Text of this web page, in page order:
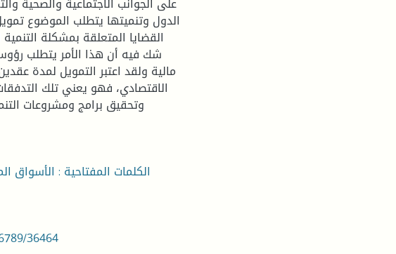
الدول وتنميتها يتطلب الموضوع
القضايا المتعلقة بمشكلة التنمية
شك فيه أن هذا الأمر يتطلب
مالية ولقد اعتبر التمويل لمدة
الاقتصادي، فهو يعني تلك
وتحقيق برامج ومشروعات
الكلمات المفتاحية : الأسواق
36464